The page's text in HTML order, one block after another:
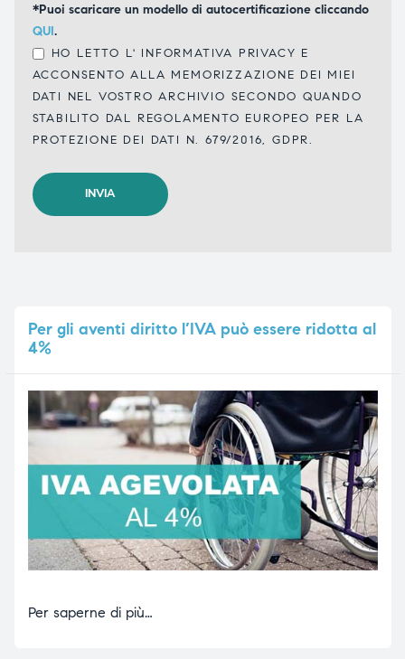
*Puoi scaricare un modello di autocertificazione cliccando
QUI.
HO LETTO L' INFORMATIVA PRIVACY E
ACCONSENTO ALLA MEMORIZZAZIONE DEI MIEI
DATI NEL VOSTRO ARCHIVIO SECONDO QUANDO
STABILITO DAL REGOLAMENTO EUROPEO PER LA
PROTEZIONE DEI DATI N. 679/2016, GDPR.
Pergli aventi diritto l’IVA può essere ridotta al
4%
Per saperne di più…